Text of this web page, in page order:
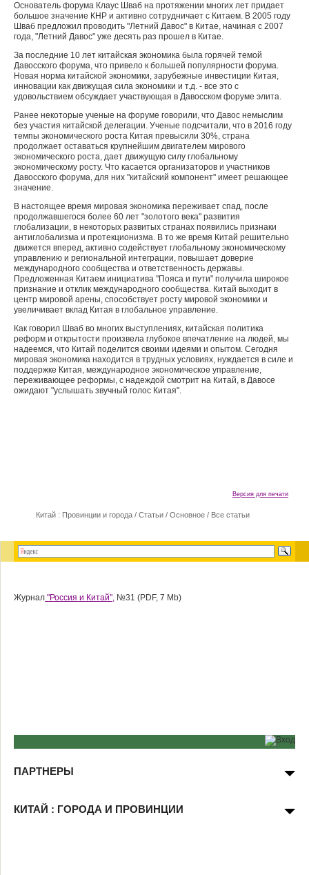
Основатель форума Клаус Шваб на протяжении многих лет придает
большое значение КНР и активно сотрудничает с Китаем. В 2005 году
Шваб предложил проводить "Летний Давос" в Китае, начиная с 2007
года, "Летний Давос" уже десять раз прошел в Китае.
За последние 10 лет китайская экономика была горячей темой
Давосского форума, что привело к большей популярности форума.
Новая норма китайской экономики, зарубежные инвестиции Китая,
инновации как движущая сила экономики и т.д. - все это с
удовольствием обсуждает участвующая в Давосском форуме элита.
Ранее некоторые ученые на форуме говорили, что Давос немыслим
без участия китайской делегации. Ученые подсчитали, что в 2016 году
темпы экономического роста Китая превысили 30%, страна
продолжает оставаться крупнейшим двигателем мирового
экономического роста, дает движущую силу глобальному
экономическому росту. Что касается организаторов и участников
Давосского форума, для них "китайский компонент" имеет решающее
значение.
В настоящее время мировая экономика переживает спад, после
продолжавшегося более 60 лет "золотого века" развития
глобализации, в некоторых развитых странах появились признаки
антиглобализма и протекционизма. В то же время Китай решительно
движется вперед, активно содействует глобальному экономическому
управлению и региональной интеграции, повышает доверие
международного сообщества и ответственность державы.
Предложенная Китаем инициатива "Пояса и пути" получила широкое
признание и отклик международного сообщества. Китай выходит в
центр мировой арены, способствует росту мировой экономики и
увеличивает вклад Китая в глобальное управление.
Как говорил Шваб во многих выступлениях, китайская политика
реформ и открытости произвела глубокое впечатление на людей, мы
надеемся, что Китай поделится своими идеями и опытом. Сегодня
мировая экономика находится в трудных условиях, нуждается в силе и
поддержке Китая, международное экономическое управление,
переживающее реформы, с надеждой смотрит на Китай, в Давосе
ожидают "услышать звучный голос Китая".
Версия для печати
Китай : Провинции и города / Статьи / Основное / Все статьи
Журнал "Россия и Китай", №31 (PDF, 7 Mb)
ПАРТНЕРЫ
КИТАЙ : ГОРОДА И ПРОВИНЦИИ